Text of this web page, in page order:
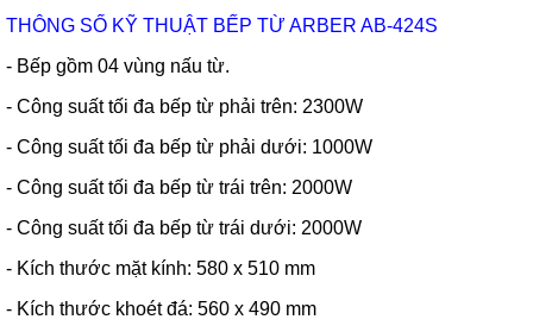
THÔNG SỐ KỸ THUẬT BẾP TỪ ARBER AB-424S
- Bếp gồm 04 vùng nấu từ.
- Công suất tối đa bếp từ phải trên: 2300W
- Công suất tối đa bếp từ phải dưới: 1000W
- Công suất tối đa bếp từ trái trên: 2000W
- Công suất tối đa bếp từ trái dưới: 2000W
- Kích thước mặt kính: 580 x 510 mm
- Kích thước khoét đá: 560 x 490 mm